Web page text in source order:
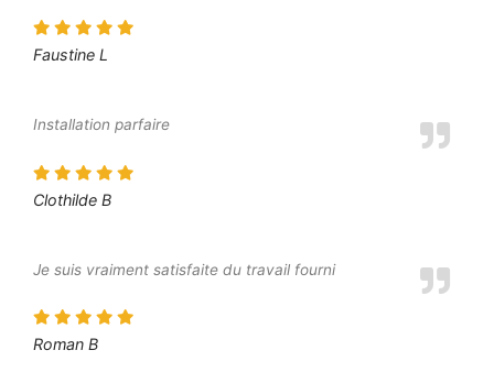
Faustine L
Installation parfaire
Clothilde B
Je suis vraiment satisfaite du travail fourni
Roman B